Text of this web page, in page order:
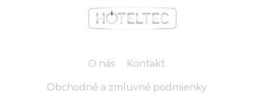
O nás Kontakt
Obchodné a zmluvné podmienky